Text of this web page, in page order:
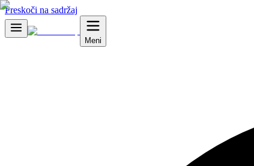
Preskoči na sadržaj
Meni